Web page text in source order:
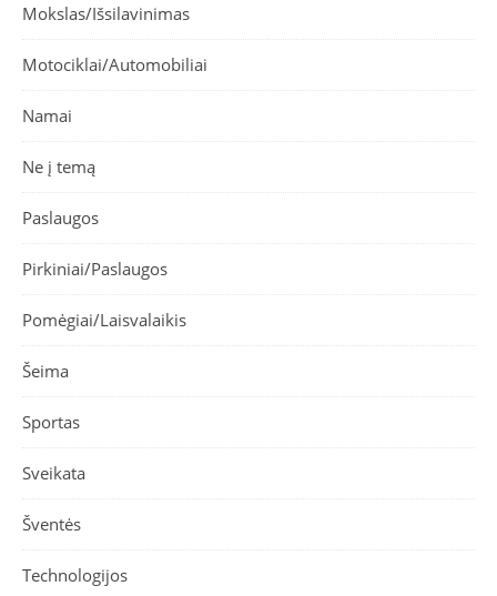
Mokslas/Išsilavinimas
Motociklai/Automobiliai
Namai
Ne į temą
Paslaugos
Pirkiniai/Paslaugos
Pomėgiai/Laisvalaikis
Šeima
Sportas
Sveikata
Šventės
Technologijos